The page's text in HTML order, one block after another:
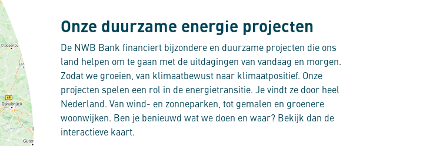
Onze duurzame energie projecten
De NWB Bank financiert bijzondere en duurzame projecten die ons
land helpen om te gaan met de uitdagingen van vandaag en morgen.
Zodat we groeien, van klimaatbewust naar klimaatpositief. Onze
projecten spelen een rol in de energietransitie. Je vindt ze door heel
Nederland. Van wind- en zonneparken, tot gemalen en groenere
woonwijken. Ben je benieuwd wat we doen en waar? Bekijk dan de
interactieve kaart.